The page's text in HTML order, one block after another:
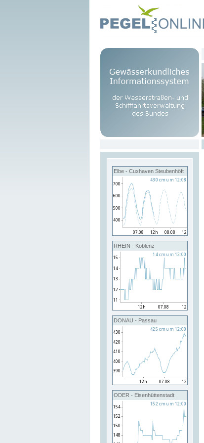
Elbe - Cuxhaven Steubenhöft
RHEIN - Koblenz
DONAU - Passau
ODER - Eisenhüttenstadt